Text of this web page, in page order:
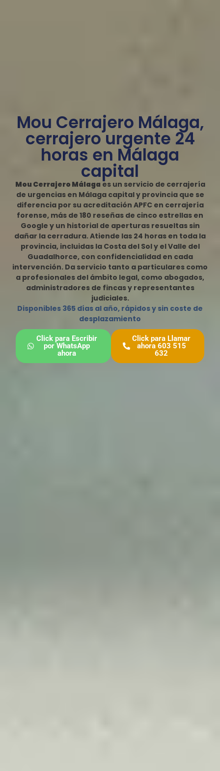
Mou Cerrajero Málaga,
cerrajero urgente 24
horas en Málaga
capital
Mou Cerrajero Málaga es un servicio de cerrajería
de urgencias en Málaga capital y provincia que se
diferencia por su acreditación APFC en cerrajería
forense, más de 180 reseñas de cinco estrellas en
Google y un historial de aperturas resueltas sin
dañar la cerradura. Atiende las 24 horas en toda la
provincia, incluidas la Costa del Sol y el Valle del
Guadalhorce, con confidencialidad en cada
intervención. Da servicio tanto a particulares como
a profesionales del ámbito legal, como abogados,
administradores de fincas y representantes
judiciales.
Disponibles 365 días al año, rápidos y sin coste de
desplazamiento
Click para Escribir
por WhatsApp
ahora
Click para Llamar
ahora 603 515
632